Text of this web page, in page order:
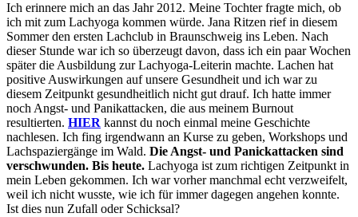
Ich erinnere mich an das Jahr 2012. Meine Tochter fragte mich, ob
ich mit zum Lachyoga kommen würde. Jana Ritzen rief in diesem
Sommer den ersten Lachclub in Braunschweig ins Leben. Nach
dieser Stunde war ich so überzeugt davon, dass ich ein paar Wochen
später die Ausbildung zur Lachyoga-Leiterin machte. Lachen hat
positive Auswirkungen auf unsere Gesundheit und ich war zu
diesem Zeitpunkt gesundheitlich nicht gut drauf. Ich hatte immer
noch Angst- und Panikattacken, die aus meinem Burnout
resultierten. HIER kannst du noch einmal meine Geschichte
nachlesen. Ich fing irgendwann an Kurse zu geben, Workshops und
Lachspaziergänge im Wald. Die Angst- und Panickattacken sind
verschwunden. Bis heute. Lachyoga ist zum richtigen Zeitpunkt in
mein Leben gekommen. Ich war vorher manchmal echt verzweifelt,
weil ich nicht wusste, wie ich für immer dagegen angehen konnte.
Ist dies nun Zufall oder Schicksal?